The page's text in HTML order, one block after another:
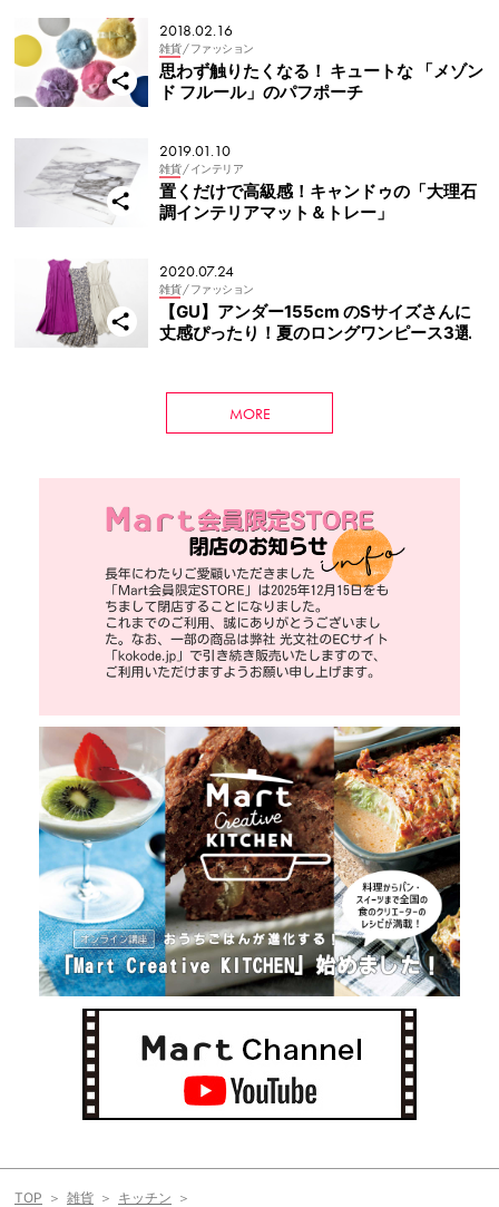
2018.02.16
雑貨 / ファッション
思わず触りたくなる！ キュートな 「メゾン
ド フルール」のパフポーチ
2019.01.10
雑貨 / インテリア
置くだけで高級感！キャンドゥの「大理石
調インテリアマット＆トレー」
2020.07.24
雑貨 / ファッション
【GU】アンダー155cm のSサイズさんに
丈感ぴったり！夏のロングワンピース3選
MORE
TOP 雑貨
キッチン